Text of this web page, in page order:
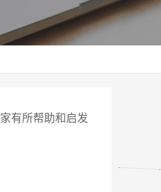
有所帮助和启发